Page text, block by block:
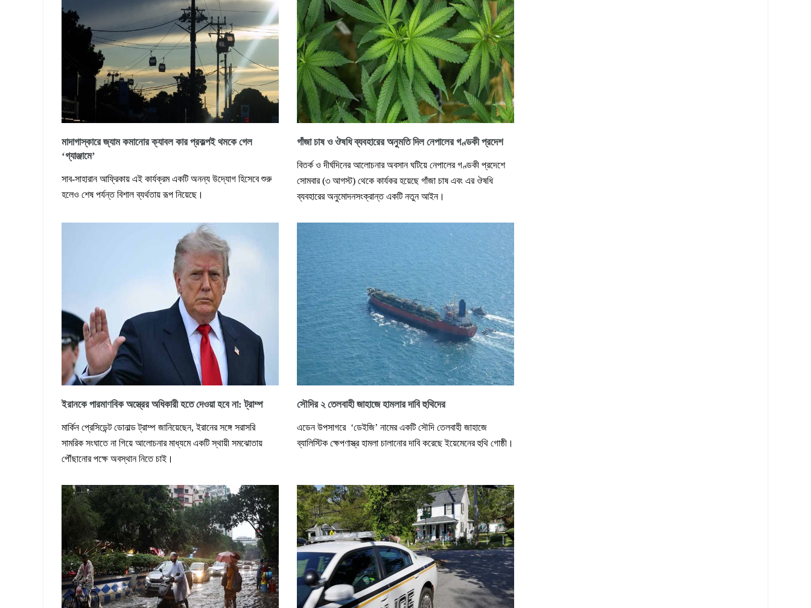
মাদাগাস্কারে জ্যাম কমানোর ক্যাবল কার প্রকল্পই থমকে গেল
‘গ্যাঞ্জামে’
সাব-সাহারান আফ্রিকায় এই কার্যক্রম একটি অনন্য উদ্যোগ হিসেবে শুরু
হলেও শেষ পর্যন্ত বিশাল ব্যর্থতায় রূপ নিয়েছে।
গাঁজা চাষ ও ঔষধি ব্যবহারের অনুমতি দিল নেপালের গণ্ডকী প্রদেশ
বিতর্ক ও দীর্ঘদিনের আলোচনার অবসান ঘটিয়ে নেপালের গণ্ডকী প্রদেশে
সোমবার (৩ আগস্ট) থেকে কার্যকর হয়েছে গাঁজা চাষ এবং এর ঔষধি
ব্যবহারের অনুমোদনসংক্রান্ত একটি নতুন আইন।
ইরানকে পারমাণবিক অস্ত্রের অধিকারী হতে দেওয়া হবে না: ট্রাম্প
মার্কিন প্রেসিডেন্ট ডোনাল্ড ট্রাম্প জানিয়েছেন, ইরানের সঙ্গে সরাসরি
সামরিক সংঘাতে না গিয়ে আলোচনার মাধ্যমে একটি স্থায়ী সমঝোতায়
পৌঁছানোর পক্ষে অবস্থান নিতে চাই।
সৌদির ২ তেলবাহী জাহাজে হামলার দাবি হুথিদের
এডেন উপসাগরে ‘ডেইজি’ নামের একটি সৌদি তেলবাহী জাহাজে
ব্যালিস্টিক ক্ষেপণাস্ত্র হামলা চালানোর দাবি করেছে ইয়েমেনের হুথি গোষ্ঠী।